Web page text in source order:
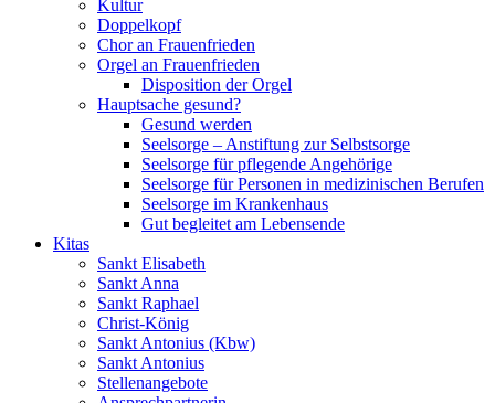
Kultur
Doppelkopf
Chor an Frauenfrieden
Orgel an Frauenfrieden
Disposition der Orgel
Hauptsache gesund?
Gesund werden
Seelsorge – Anstiftung zur Selbstsorge
Seelsorge für pflegende Angehörige
Seelsorge für Personen in medizinischen Berufen
Seelsorge im Krankenhaus
Gut begleitet am Lebensende
Kitas
Sankt Elisabeth
Sankt Anna
Sankt Raphael
Christ-König
Sankt Antonius (Kbw)
Sankt Antonius
Stellenangebote